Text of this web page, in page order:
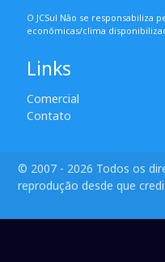
O JCSul Não se responsabiliza
econômicas/clima
Links
Comercial
Contato
© 2007 - 2026 Todos os
reprodução desde que